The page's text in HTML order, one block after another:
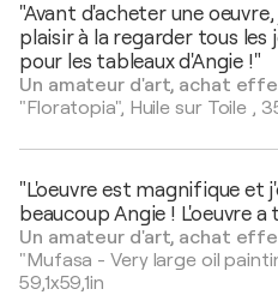
"Avant d'acheter une
plaisir à la regarder tous les
pour les tableaux d'Angie !"
Un amateur d'art, achat
"Floratopia", Huile sur Toile ,
"L'oeuvre est magnifique et
beaucoup Angie ! L'oeuvre
Un amateur d'art, achat
"Mufasa - Very large oil
59,1x59,1in